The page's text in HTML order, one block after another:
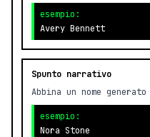
esempio:
Avery Bennett
Spunto narrativo
Abbina un nome
esempio:
Nora Stone